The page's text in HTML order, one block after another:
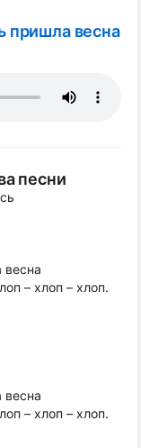
пришла весна
песни
весна
– хлоп – хлоп.
весна
– хлоп – хлоп.